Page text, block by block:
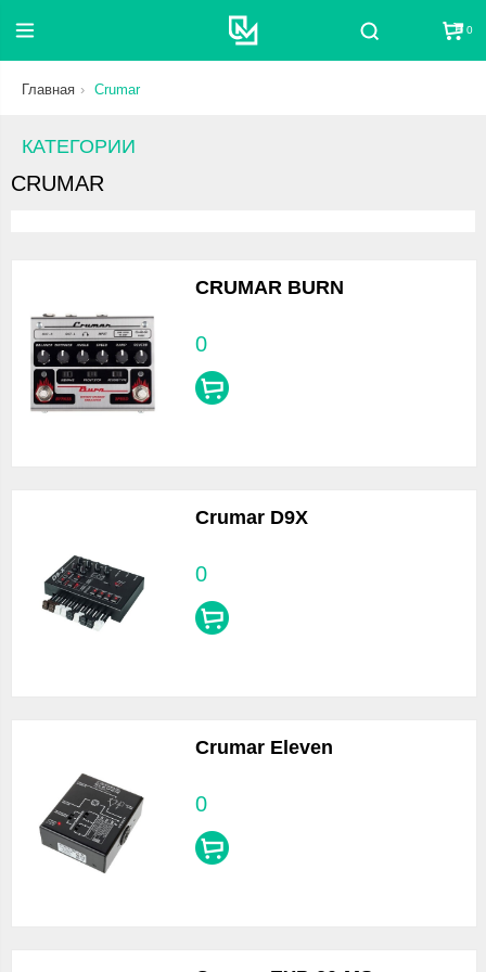
Поиск 0
Главная Crumar
КАТЕГОРИИ
CRUMAR
CRUMAR BURN
0
Crumar D9X
0
Crumar Eleven
0